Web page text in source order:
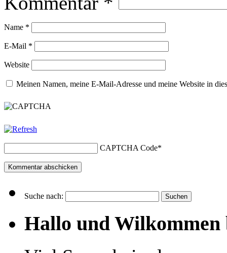
Name *
E-Mail *
Website
Meinen Namen, meine E-Mail-Adresse und meine Website in
CAPTCHA Code*
Suche nach:
Hallo und Wilkommen